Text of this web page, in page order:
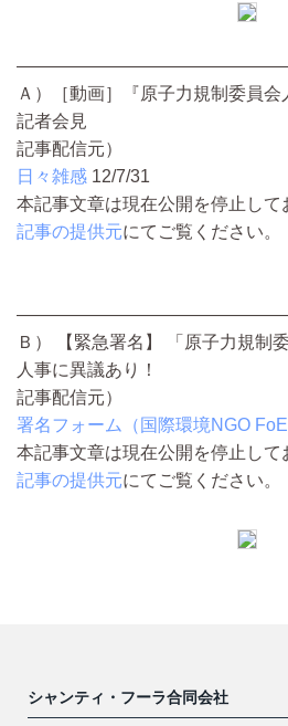
Ａ）［動画］『原子力規制委員会
記者会見
記事配信元）
日々雑感 12/7/31
本記事文章は現在公開を停止して
記事の提供元にてご覧ください。
Ｂ） 【緊急署名】 「原子力規制
人事に異議あり！
記事配信元）
署名フォーム（国際環境NGO FoE
本記事文章は現在公開を停止して
記事の提供元にてご覧ください。
シャンティ・フーラ合同会社